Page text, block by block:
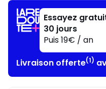
Essayez
30 jours
Puis 19€ / an
Livraison offerte(1)